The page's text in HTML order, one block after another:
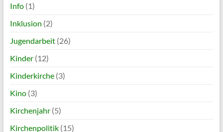
Info(1)
Inklusion (2)
Jugendarbeit(26)
Kinder(12)
Kinderkirche(3)
Kino(3)
Kirchenjahr(5)
Kirchenpolitik(15)